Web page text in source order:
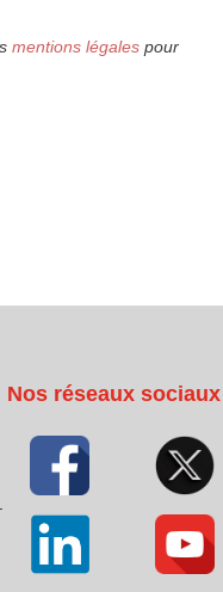
mentions légalespour
Nos réseaux sociaux